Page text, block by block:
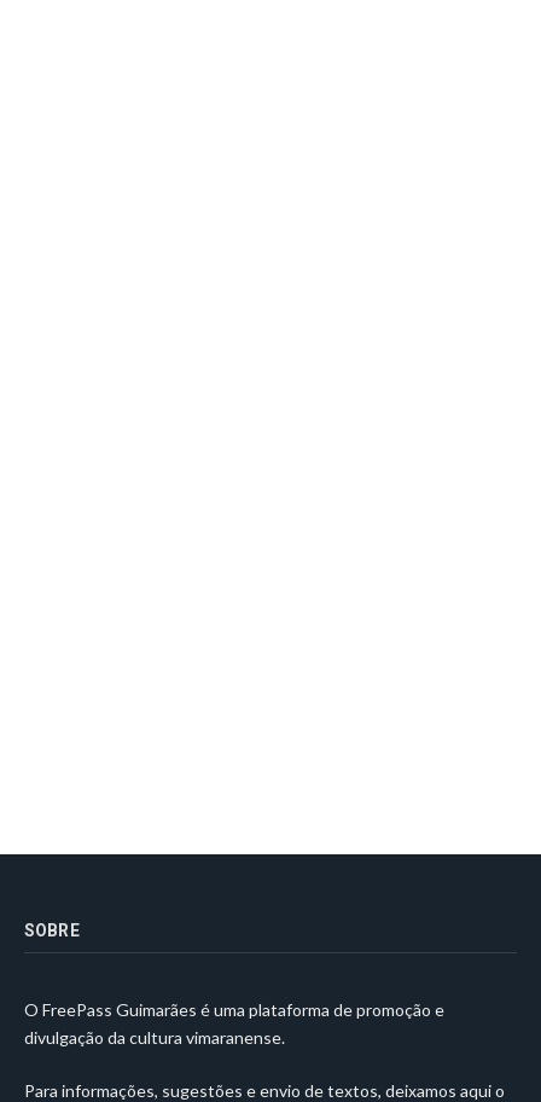
SOBRE
O FreePass Guimarães é uma plataforma de promoção e
divulgação da cultura vimaranense.
Para informações, sugestões e envio de textos, deixamos aqui o